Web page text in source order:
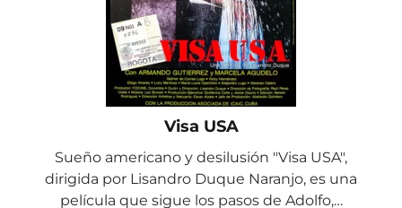
Visa USA
Sueño americano y desilusión "Visa USA",
dirigida por Lisandro Duque Naranjo, es una
película que sigue los pasos de Adolfo,…